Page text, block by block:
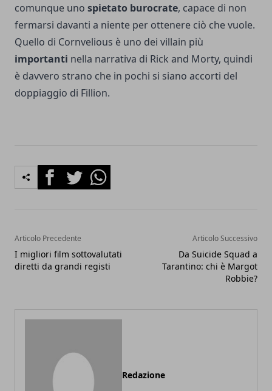
comunque uno spietato burocrate, capace di non
fermarsi davanti a niente per ottenere ciò che vuole.
Quello di Cornvelious è uno dei villain più
importanti nella narrativa di Rick and Morty, quindi
è davvero strano che in pochi si siano accorti del
doppiaggio di Fillion.
FacebookTwitterWhatsapp
Articolo Precedente
I migliori film sottovalutati
diretti da grandi registi
Articolo Successivo
Da Suicide Squad a
Tarantino: chi è Margot
Robbie?
Redazione